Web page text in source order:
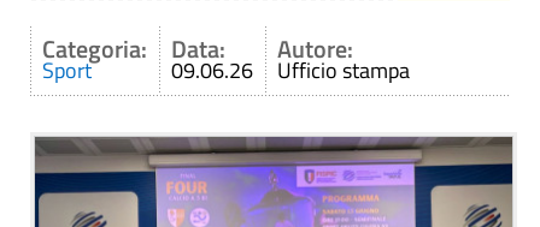
Categoria:
Sport
Data:
09.06.26
Autore:
Ufficio stampa